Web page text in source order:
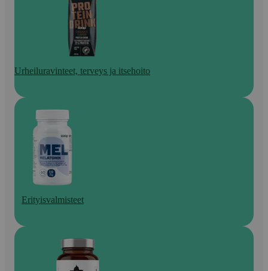
Urheiluravinteet, terveys ja itsehoito
Erityisvalmisteet